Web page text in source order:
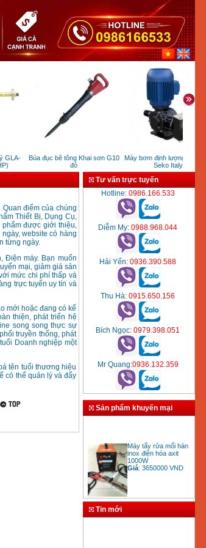
GLA-
Búa đục bê tông Khai sơn G10
đỏ
Máy bơm định lượng hóa chất
Seko Italy
điểm của chúng
Thiết Bị, Dụng Cụ,
phẩm được giới thiệu,
website có hàng
từng ngày.
Điện máy. Bạn muốn
mại, giảm giá sản
mức chi phí thấp và
trực tuyến uy tín và
mới hoặc đang có kế
thiện, phát triển hệ
song song thực sự
truyền thống, phát
Doanh nghiệp một
tên tuổi thương hiệu
có thể quản lý và đẩy
Tư vấn trực tuyến
Hotline: 0986.166.533
Diễm My: 0988.968.044
Hải Yến: 0936.390.588
Thu Hà: 0915.650.156
Bích Ngọc: 0979.398.051
Mr Quang:0936.132.359
Sản phẩm khuyến mại
Máy tẩy rửa mối hàn
inox điện hóa axit
1000W
Giá:3650000
Tin mới